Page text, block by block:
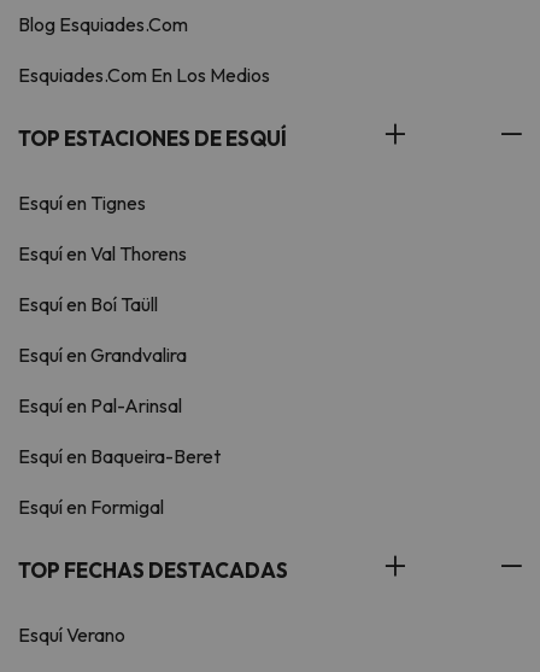
Blog Esquiades.Com
Esquiades.Com En Los Medios
TOP ESTACIONES DE ESQUÍ
Esquí en Tignes
Esquí en Val Thorens
Esquí en Boí Taüll
Esquí en Grandvalira
Esquí en Pal-Arinsal
Esquí en Baqueira-Beret
Esquí en Formigal
TOP FECHAS DESTACADAS
Esquí Verano